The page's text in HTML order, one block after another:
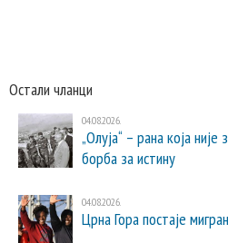
Остали чланци
04.08.2026.
„Олуја“ – рана која
борба за истину
04.08.2026.
Црна Гора постаје